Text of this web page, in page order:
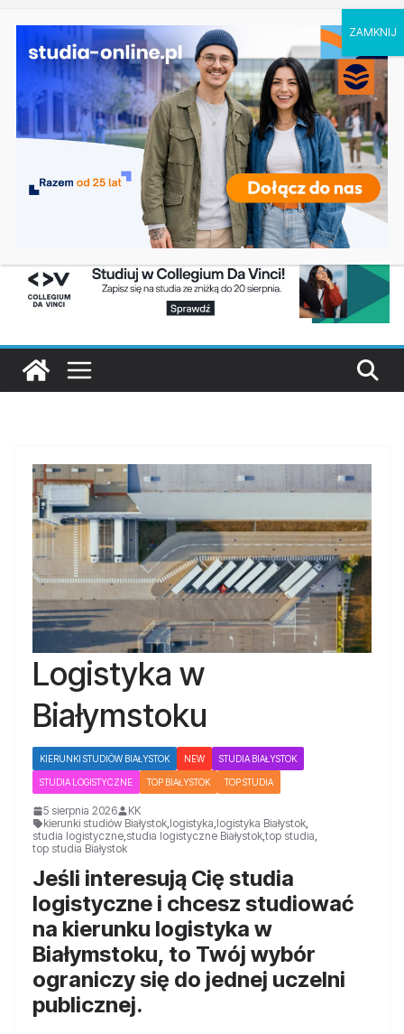
Ostatnie
wpisy:
Dziedzictwo kultury materialnej we
Wrocławiu
Ekonomia w Katowicach
Budownictwo w Opolu
Geografia w Katowicach
Informatyka w Koszalinie
Logistyka w
Białymstoku
KIERUNKI STUDIÓW BIAŁYSTOK NEW STUDIA BIAŁYSTOK
STUDIA LOGISTYCZNE TOP BIAŁYSTOK TOP STUDIA
5 sierpnia 2026
KK
kierunki studiów Białystok,logistyka,logistyka Białystok,
studia logistyczne,studia logistyczne Białystok,top studia,
top studia Białystok
Jeśli interesują Cię studia
logistyczne i chcesz studiować
na kierunku logistyka w
Białymstoku, to Twój wybór
ograniczy się do jednej uczelni
publicznej.